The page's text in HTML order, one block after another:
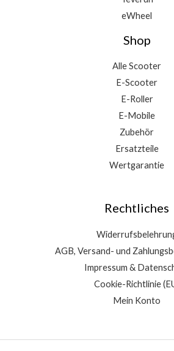
eWheel
Shop
Alle Scooter
E-Scooter
E-Roller
E-Mobile
Zubehör
Ersatzteile
Wertgarantie
Rechtliches
AGB, Versand- und
Impressum &
Cookie-Richtlinie
Mein Konto